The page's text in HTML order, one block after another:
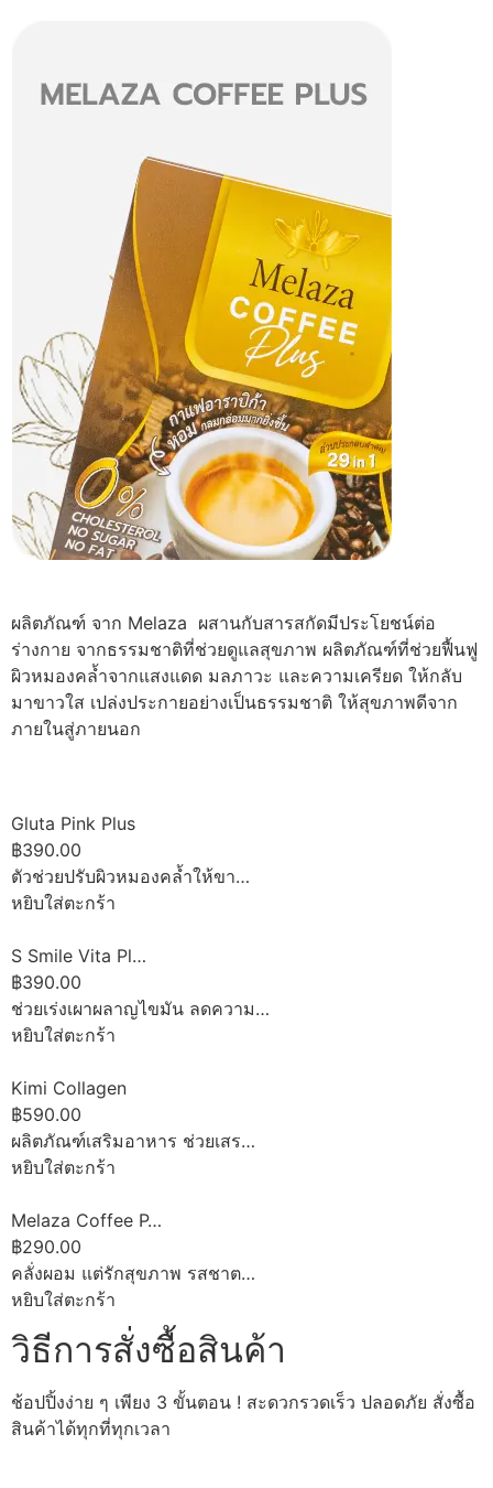
ผลิตภัณฑ์ จาก Melaza ผสานกับสารสกัดมีประโยชน์ต่อ
ร่างกาย จากธรรมชาติที่ช่วยดูแลสุขภาพ ผลิตภัณฑ์ที่ช่วยฟื้นฟู
ผิวหมองคล้ำจากแสงแดด มลภาวะ และความเครียด ให้กลับ
มาขาวใส เปล่งประกายอย่างเป็นธรรมชาติ ให้สุขภาพดีจาก
ภายในสู่ภายนอก
Gluta Pink Plus
฿390.00
ตัวช่วยปรับผิวหมองคล้ำให้ขา…
หยิบใส่ตะกร้า
S Smile Vita Pl…
฿390.00
ช่วยเร่งเผาผลาญไขมัน ลดความ…
หยิบใส่ตะกร้า
Kimi Collagen
฿590.00
ผลิตภัณฑ์เสริมอาหาร ช่วยเสร…
หยิบใส่ตะกร้า
Melaza Coffee P…
฿290.00
คลั่งผอม แต่รักสุขภาพ รสชาต…
หยิบใส่ตะกร้า
วิธีการสั่งซื้อสินค้า
ช้อปปิ้งง่าย ๆ เพียง 3 ขั้นตอน ! สะดวกรวดเร็ว ปลอดภัย สั่งซื้อ
สินค้าได้ทุกที่ทุกเวลา